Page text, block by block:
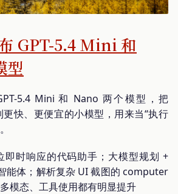
GPT-5.4 Mini 和
型
5.4 Mini 和 Nano 两个模型，把
更快、更便宜的小模型，用来当“执行
即时响应的代码助手；大模型规划 +
能体；解析复杂 UI 截图的 computer
模态、工具使用都有明显提升